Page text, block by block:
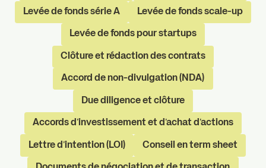
Levée de fonds série A Levée de fonds scale-up
Levée de fonds pour startups
Clôture et rédaction des contrats
Accord de non-divulgation (NDA)
Due diligence et clôture
Accords d'investissement et d'achat d'actions
Lettre d'intention (LOI) Conseil en term sheet